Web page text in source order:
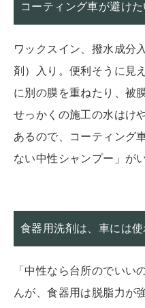
コーティング車が避け
ワックスイン、撥水成分
剤）入り。便利そうに見
に別の膜を重ねたり、被
せっかくの施工の水はけ
あるので、コーティング
ない中性シャンプー」が
食器用洗剤は、車には使
「中性なら台所のでいい
んが、食器用は脱脂力が